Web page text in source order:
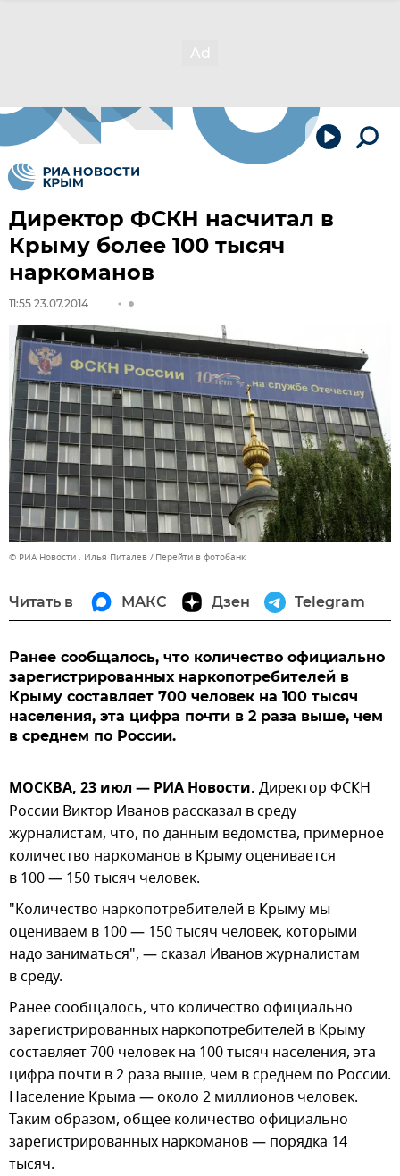
Директор ФСКН насчитал в
Крыму более 100 тысяч
наркоманов
11:55 23.07.2014
© РИА Новости . Илья Питалев Перейти в фотобанк
Читать в МАКС Дзен Telegram
Ранее сообщалось, что количество официально
зарегистрированных наркопотребителей в
Крыму составляет 700 человек на 100 тысяч
населения, эта цифра почти в 2 раза выше, чем
в среднем по России.
МОСКВА, 23 июл — РИА Новости. Директор ФСКН
России Виктор Иванов рассказал в среду
журналистам, что, по данным ведомства, примерное
количество наркоманов в Крыму оценивается
в 100 — 150 тысяч человек.
"Количество наркопотребителей в Крыму мы
оцениваем в 100 — 150 тысяч человек, которыми
надо заниматься", — сказал Иванов журналистам
в среду.
Ранее сообщалось, что количество официально
зарегистрированных наркопотребителей в Крыму
составляет 700 человек на 100 тысяч населения, эта
цифра почти в 2 раза выше, чем в среднем по России.
Население Крыма — около 2 миллионов человек.
Таким образом, общее количество официально
зарегистрированных наркоманов — порядка 14
тысяч.